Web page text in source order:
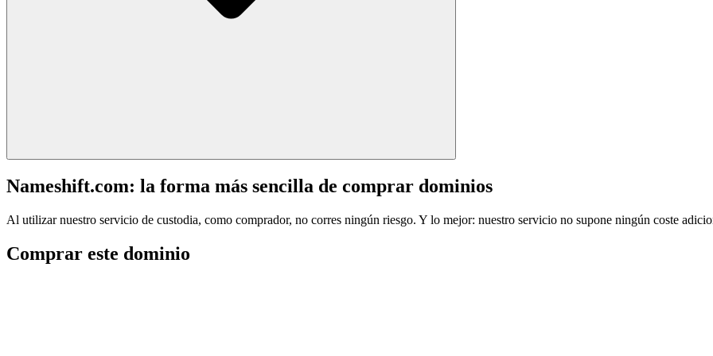
Nameshift.com: la forma más sencilla de comprar dominios
Al utilizar nuestro servicio de custodia, como comprador, no corres ningún riesgo. Y lo mejor: nuestro servicio no supone ningún coste
Comprar este dominio